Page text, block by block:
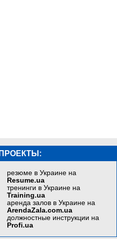
резюме в Украине на
Resume.ua
тренинги в Украине на
Training.ua
аренда залов в Украине на
ArendaZala.com.ua
должностные инструкции на
Profi.ua